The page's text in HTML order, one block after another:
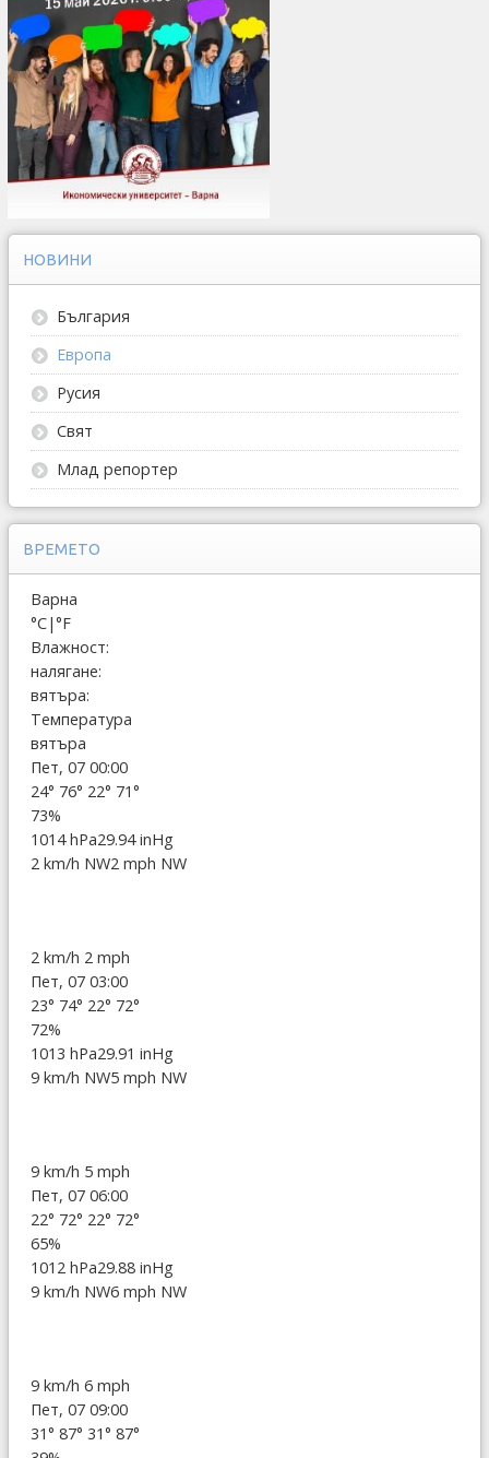
НОВИНИ
България
Европа
Русия
Свят
Млад репортер
ВРЕМЕТО
Варна
°C|°F
Влажност:
налягане:
вятъра:
Температура
вятъра
Пет, 07 00:00
24° 76° 22° 71°
73%
1014 hPa29.94 inHg
2 km/h NW2 mph NW
2 km/h 2 mph
Пет, 07 03:00
23° 74° 22° 72°
72%
1013 hPa29.91 inHg
9 km/h NW5 mph NW
9 km/h 5 mph
Пет, 07 06:00
22° 72° 22° 72°
65%
1012 hPa29.88 inHg
9 km/h NW6 mph NW
9 km/h 6 mph
Пет, 07 09:00
31° 87° 31° 87°